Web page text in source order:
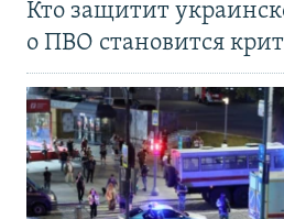
Кто защитит
о ПВО становится